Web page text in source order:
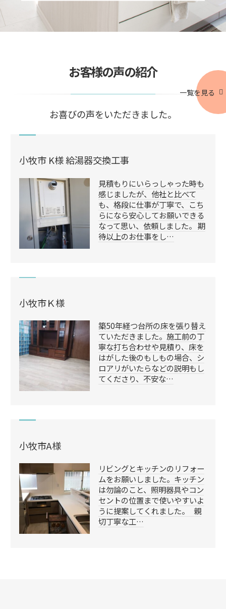
お客様の声の紹介
お喜びの声をいただきました。
一覧を見る
小牧市 K様 給湯器交換工事
見積もりにいらっしゃった時も
感じましたが、他社と比べて
も、格段に仕事が丁寧で、こち
らになら安心してお願いできる
なって思い、依頼しました。 期
待以上のお仕事をし…
小牧市Ｋ様
築50年経つ台所の床を張り替え
ていただきました。施工前の丁
寧な打ち合わせや見積り、床を
はがした後のもしもの場合、シ
ロアリがいたらなどの説明もし
てくださり、不安な…
小牧市A様
リビングとキッチンのリフォー
ムをお願いしました。キッチン
は勿論のこと、照明器具やコン
セントの位置まで使いやすいよ
うに提案してくれました。 親
切丁寧な工…